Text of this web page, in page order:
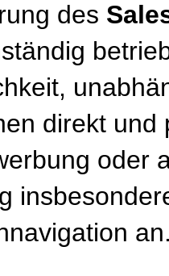
des
direkt
oder